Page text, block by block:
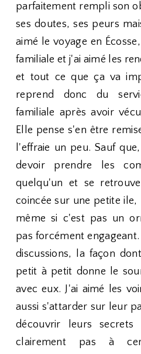
parfaitement rempli son
ses doutes, ses peurs
aimé le voyage en
familiale et j'ai aimé les
et tout ce que ça va
reprend donc du
familiale après avoir
Elle pense s'en être
l'effraie un peu. Sauf
devoir prendre les
quelqu'un et se
coincée sur une petite
même si c'est pas un
pas forcément
discussions, la façon
petit à petit donne le
avec eux. J'ai aimé les
aussi s'attarder sur leur
découvrir leurs
clairement pas à